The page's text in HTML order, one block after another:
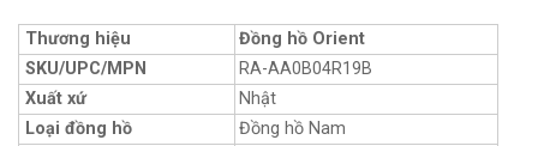
Thương hiệu
Đồng hồ Orient
SKU/UPC/MPN
RA-AA0B04R19B
Xuất xứ
Nhật
Loại đồng hồ
Đồng hồ Nam